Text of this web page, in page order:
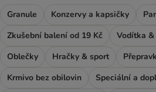
Granule Konzervy a kapsičky
Zkušební balení od 19 Kč
Vodítka
Oblečky
Hračky & sport
Krmivo bez obilovin
Speciální a